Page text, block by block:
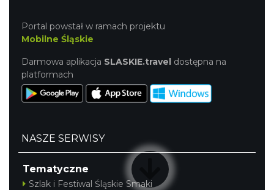
Portal powstał w ramach projektu
Mobilne Śląskie
Darmowa aplikacja SLASKIE.travel dostępna na
platformach
NASZE SERWISY
Tematyczne
Szlak i Festiwal Śląskie Smaki